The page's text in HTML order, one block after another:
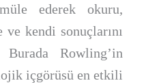
ederek okuru,
kendi sonuçlarını
Rowling’in
içgörüsü en etkili